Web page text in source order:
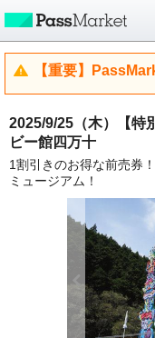
【重要】
2025/9/25（木）【特
ビー館四万十
1割引きのお得な前売券
ミュージアム！